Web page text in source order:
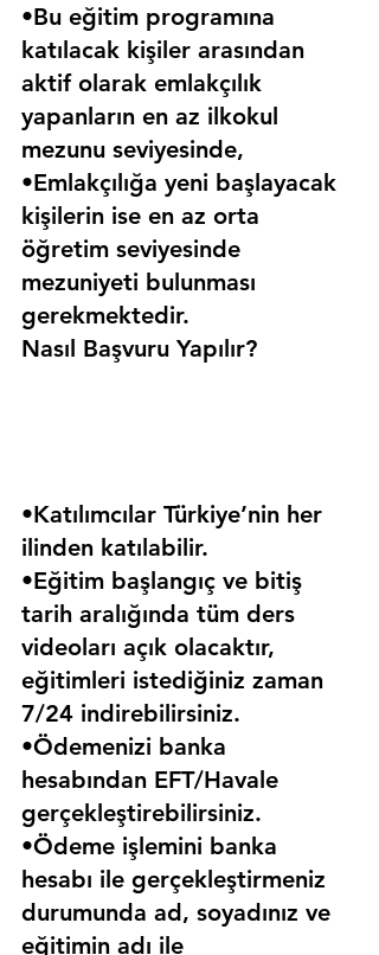
•Bu eğitim programına
katılacak kişiler arasından
aktif olarak emlakçılık
yapanların en az ilkokul
mezunu seviyesinde,
•Emlakçılığa yeni başlayacak
kişilerin ise en az orta
öğretim seviyesinde
mezuniyeti bulunması
gerekmektedir.
Nasıl Başvuru Yapılır?
•Katılımcılar Türkiye’nin her
ilinden katılabilir.
•Eğitim başlangıç ve bitiş
tarih aralığında tüm ders
videoları açık olacaktır,
eğitimleri istediğiniz zaman
7/24 indirebilirsiniz.
•Ödemenizi banka
hesabından EFT/Havale
gerçekleştirebilirsiniz.
•Ödeme işlemini banka
hesabı ile gerçekleştirmeniz
durumunda ad, soyadınız ve
eğitimin adı ile